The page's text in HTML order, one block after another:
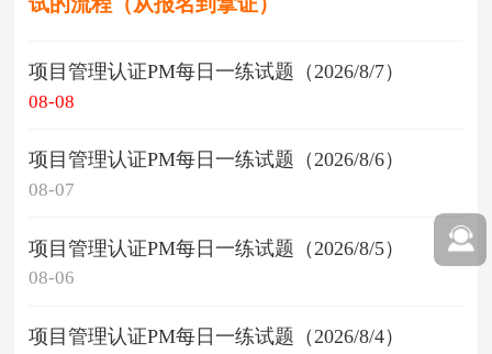
项目管理认证PM每日一练试题（2026/8/7）
08-08
项目管理认证PM每日一练试题（2026/8/6）
08-07
项目管理认证PM每日一练试题（2026/8/5）
08-06
项目管理认证PM每日一练试题（2026/8/4）